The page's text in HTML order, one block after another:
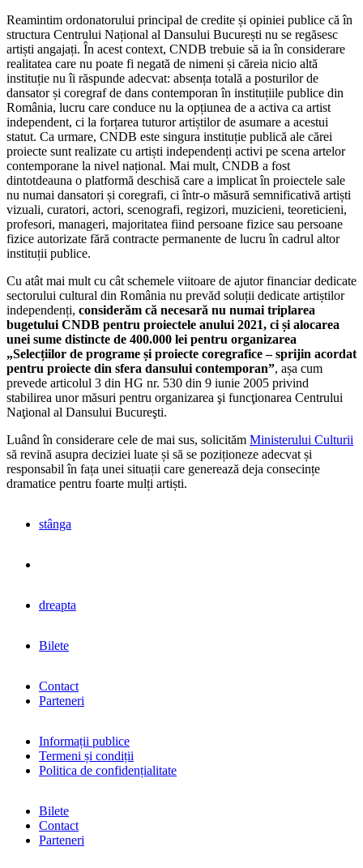
Reamintim ordonatorului principal de credite și opiniei publice că în
structura Centrului Național al Dansului București nu se regăsesc
artiști angajați. În acest context, CNDB trebuie să ia în considerare
realitatea care nu poate fi negată de nimeni și căreia nicio altă
instituție nu îi răspunde adecvat: absența totală a posturilor de
dansator și coregraf de dans contemporan în instituțiile publice din
România, lucru care conduce nu la opțiunea de a activa ca artist
independent, ci la forțarea tuturor artiștilor de asumare a acestui
statut. Ca urmare, CNDB este singura instituție publică ale cărei
proiecte sunt realizate cu artiști independenți activi pe scena artelor
contemporane la nivel național. Mai mult, CNDB a fost
dintotdeauna o platformă deschisă care a implicat în proiectele sale
nu numai dansatori și coregrafi, ci într-o măsură semnificativă artiști
vizuali, curatori, actori, scenografi, regizori, muzicieni, teoreticieni,
profesori, manageri, majoritatea fiind persoane fizice sau persoane
fizice autorizate fără contracte permanente de lucru în cadrul altor
instituții publice.
Cu atât mai mult cu cât schemele viitoare de ajutor financiar dedicate
sectorului cultural din România nu prevăd soluții dedicate artiștilor
independenți, considerăm că necesară nu numai triplarea
bugetului CNDB pentru proiectele anului 2021, ci și alocarea
unei sume distincte de 400.000 lei pentru organizarea
„Selecțiilor de programe și proiecte coregrafice – sprijin acordat
pentru proiecte din sfera dansului contemporan”, așa cum
prevede articolul 3 din HG nr. 530 din 9 iunie 2005 privind
stabilirea unor măsuri pentru organizarea şi funcţionarea Centrului
Naţional al Dansului Bucureşti.
Luând în considerare cele de mai sus, solicităm Ministerului Culturii
să revină asupra deciziei luate și să se poziționeze adecvat și
responsabil în fața unei situații care generează deja consecințe
dramatice pentru foarte mulți artiști.
stânga
dreapta
Bilete
Contact
Parteneri
Informații publice
Termeni și condiții
Politica de confidențialitate
Bilete
Contact
Parteneri